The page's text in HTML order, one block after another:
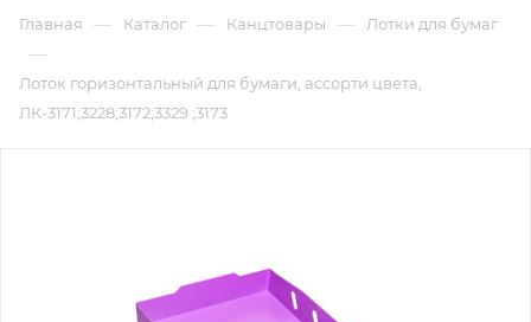
Главная — Каталог — Канцтовары — Лотки для бумаг
—
Лоток горизонтальный для бумаги, ассорти цвета,
ЛК-3171;3228;3172;3329 ;3173